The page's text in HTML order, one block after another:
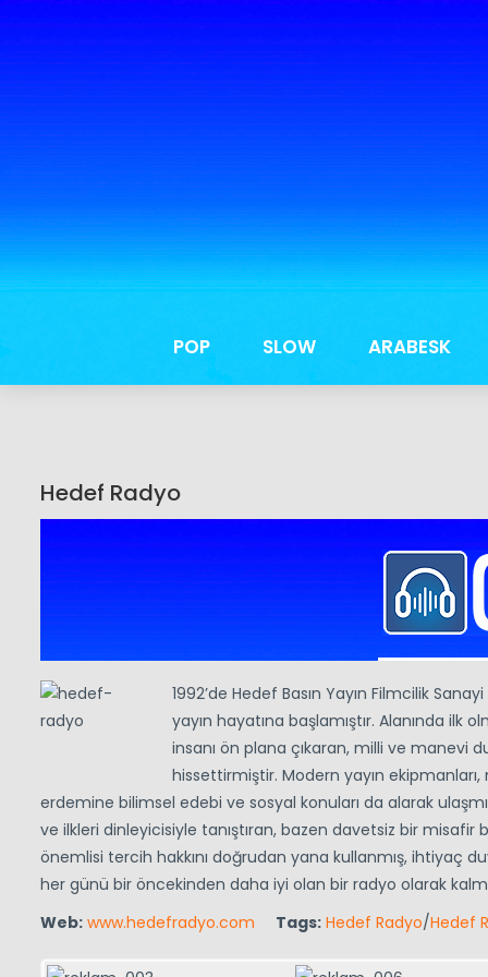
POP SLOW ARABESK
Hedef Radyo
1992’de Hedef Basın Yayın Filmcilik
yayın hayatına başlamıştır. Alanında ilk
insanı ön plana çıkaran, milli ve manevi
hissettirmiştir. Modern yayın
erdemine bilimsel edebi ve sosyal konuları da alarak
ve ilkleri dinleyicisiyle tanıştıran, bazen davetsiz bir
önemlisi tercih hakkını doğrudan yana kullanmış, ihtiyaç
her günü bir öncekinden daha iyi olan bir radyo olarak
Web: www.hedefradyo.com Tags: Hedef Radyo/Hedef